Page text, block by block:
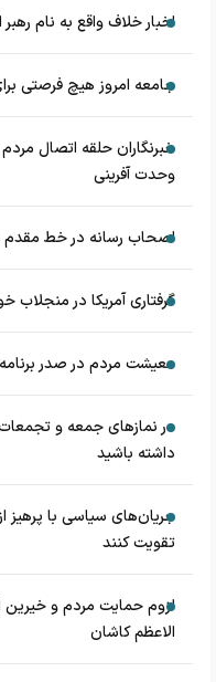
اخبار خلاف واقع به نام
جامعه امروز هیچ فرصتی
خبرنگاران حلقه اتصال
وحدت آفرینی
اصحاب رسانه در خط مقدم
گرفتاری آمریکا در منجلاب
معیشت مردم در صدر
در نماز‌های جمعه و تجمعات
داشته باشید
جریان‌های سیاسی با پرهیز
تقویت کنند
لزوم حمایت مردم و خیرین
الاعظم کاشان